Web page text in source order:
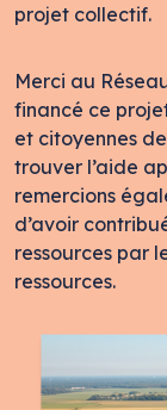
projet collectif.
Merci au
financé ce
et citoyennes
trouver l’aide
remercions
d’avoir
ressources par
ressources.